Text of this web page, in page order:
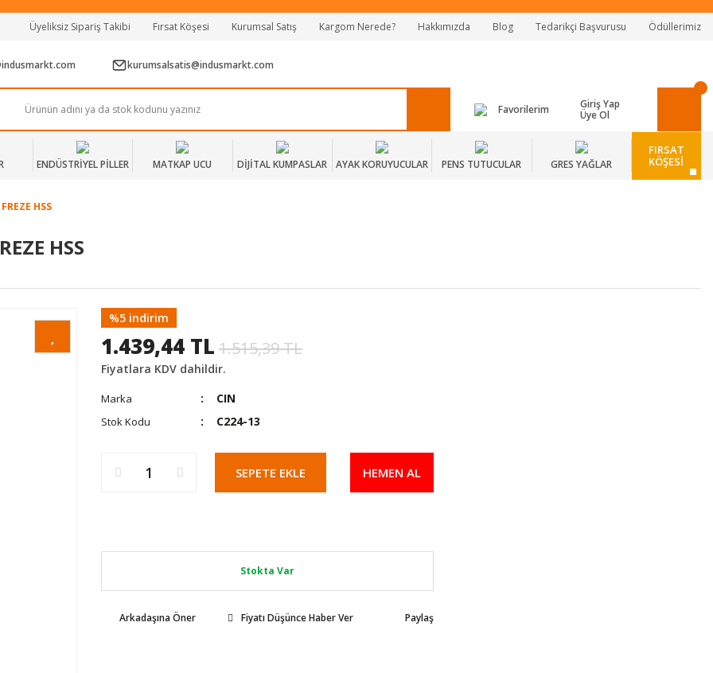
Tüm Alışverişlerde Vade Farksız 2 Taksit!
Mağazadan Teslim & Kolay İade
Üyeliksiz Sipariş Takibi Fırsat Köşesi Kurumsal Satış Kargom Nerede? Hakkımızda Blog Tedarikçi Başvurusu Ödüllerimiz
kurumsalsatis@indusmarkt.com
Favorilerim
Giriş Yap
Üye Ol
ENDÜSTRİYEL PİLLER MATKAP UCU DİJİTAL KUMPASLAR AYAK KORUYUCULAR PENS TUTUCULAR GRES YAĞLAR
FIRSAT
KÖŞESİ
HSS
HSS
%5 indirim
1.439,44 TL 1.515,39 TL
Fiyatlara KDV dahildir.
Marka CIN
Stok Kodu C224-13
SEPETE EKLE HEMEN AL
Stokta Var
Arkadaşına Öner Fiyatı Düşünce Haber Ver Paylaş